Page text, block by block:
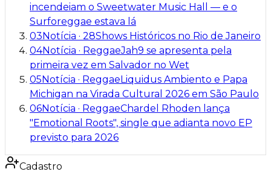
incendeiam o Sweetwater Music Hall — e o
Surforeggae estava lá
03Notícia · 28Shows Históricos no Rio de Janeiro
04Notícia · ReggaeJah9 se apresenta pela
primeira vez em Salvador no Wet
05Notícia · ReggaeLiquidus Ambiento e Papa
Michigan na Virada Cultural 2026 em São Paulo
06Notícia · ReggaeChardel Rhoden lança
"Emotional Roots", single que adianta novo EP
previsto para 2026
Cadastro